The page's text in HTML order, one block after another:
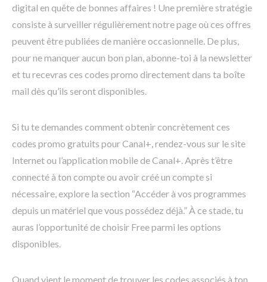
digital en quête de bonnes affaires ! Une première stratégie
consiste à surveiller régulièrement notre page où ces offres
peuvent être publiées de manière occasionnelle. De plus,
pour ne manquer aucun bon plan, abonne-toi à la newsletter
et tu recevras ces codes promo directement dans ta boîte
mail dès qu’ils seront disponibles.
Si tu te demandes comment obtenir concrètement ces
codes promo gratuits pour Canal+, rendez-vous sur le site
Internet ou l’application mobile de Canal+. Après t’être
connecté à ton compte ou avoir créé un compte si
nécessaire, explore la section “Accéder à vos programmes
depuis un matériel que vous possédez déjà.” À ce stade, tu
auras l’opportunité de choisir Free parmi les options
disponibles.
Quand vient le moment de trouver les codes associés à ton